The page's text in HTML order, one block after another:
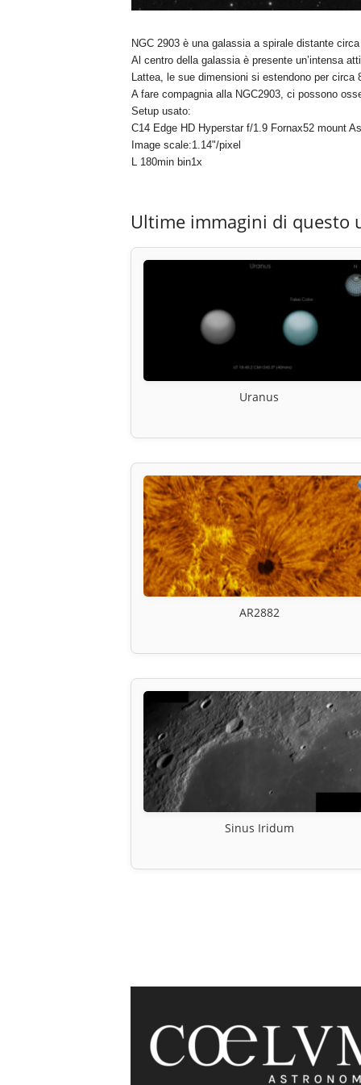
NGC 2903 è una galassia a spirale distante
Al centro della galassia è presente un’intensa
Lattea, le sue dimensioni si estendono per circa
A fare compagnia alla NGC2903, ci possono
Setup usato:
C14 Edge HD Hyperstar f/1.9 Fornax52 mount
Image scale:1.14"/pixel
L 180min bin1x
Ultime immagini di questo
Uranus
AR2882
Sinus Iridum